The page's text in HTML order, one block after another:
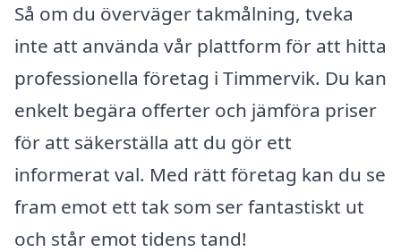
Så om du överväger takmålning, tveka
inte att använda vår plattform för att hitta
professionella företag i Timmervik. Du kan
enkelt begära offerter och jämföra priser
för att säkerställa att du gör ett
informerat val. Med rätt företag kan du se
fram emot ett tak som ser fantastiskt ut
och står emot tidens tand!